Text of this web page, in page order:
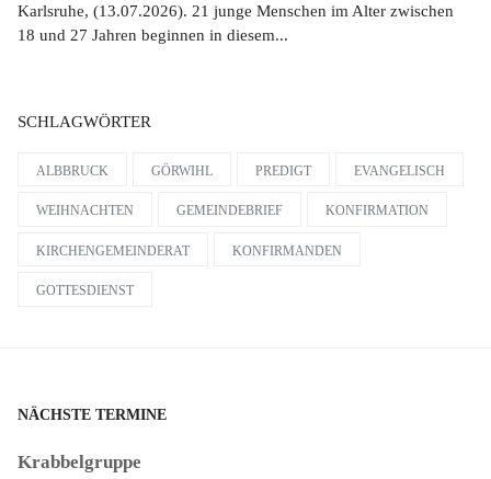
Karlsruhe, (13.07.2026). 21 junge Menschen im Alter zwischen
18 und 27 Jahren beginnen in diesem...
SCHLAGWÖRTER
ALBBRUCK GÖRWIHL PREDIGT EVANGELISCH
WEIHNACHTEN GEMEINDEBRIEF KONFIRMATION
KIRCHENGEMEINDERAT KONFIRMANDEN
GOTTESDIENST
NÄCHSTE TERMINE
Krabbelgruppe